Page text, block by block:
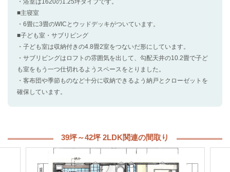
・浴室は1620の1.25坪タイプです。
■主寝室
・6畳に3畳のWICとウッドデッキがついています。
■子ども室・サブリビング
・子ども室は収納付きの4.8畳2室をつないだ形にしています。
・サブリビングはロフトの雰囲気を出して、勾配天井の10.2畳で子ど
も室をもう一つ仕切れるようスペースをとりました。
・客布団や季節ものなど十分に収納できるよう納戸とクローゼットを
確保しています。
39坪～42坪 2LDK関連の間取り